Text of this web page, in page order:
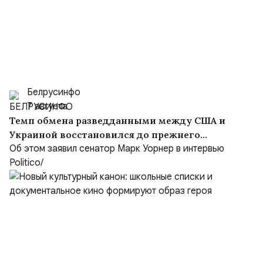
Белрусинфо
7 августа
Темп обмена разведданными между США и
Украиной восстановился до прежнего
уровня
Об этом заявил сенатор Марк Уорнер в интервью
Politico/